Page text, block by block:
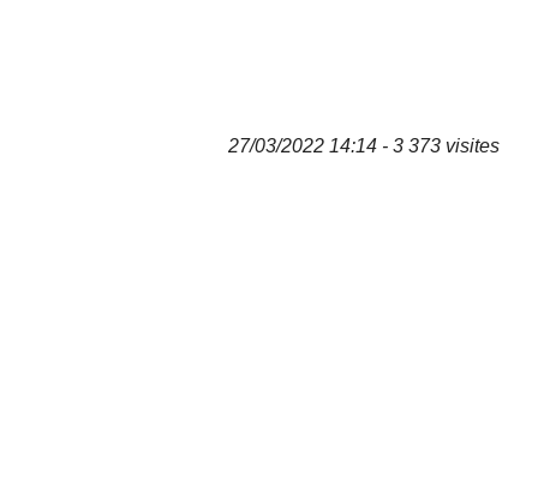
27/03/2022 14:14 - 3 373 visites